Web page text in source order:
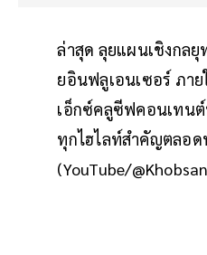
ล่าสุด ลุยแผนเชิงกล
ยอินฟลูเอนเซอร์ ภา
เอ็กซ์คลูซีฟคอนเทน
ทุกไฮไลท์สำคัญตลอ
(YouTube/